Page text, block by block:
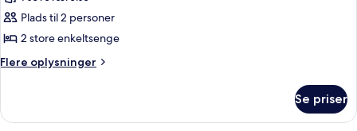
af
Værelse
med
Plads til 2 personer
2 store enkeltsenge
Flere oplysninger
Flere
med
Se priser